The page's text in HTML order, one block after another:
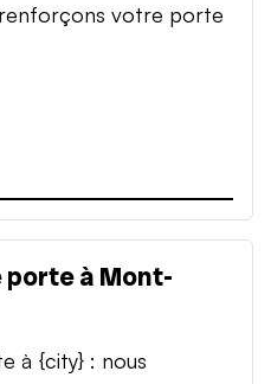
votre porte
à Mont-
à {city} : nous